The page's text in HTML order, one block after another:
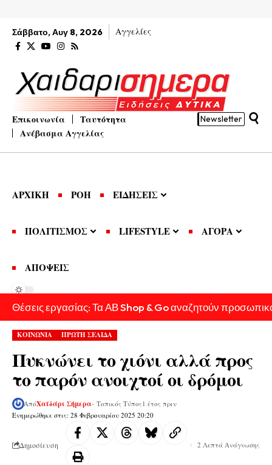
Σάββατο, Αυγ 8, 2026 Αγγελίες
Επικοινωνία
Ταυτότητα
Ανέβασμα Αγγελίας
Newsletter
ΑΡΧΙΚΗ ΡΟΗ ΕΙΔΗΣΕΙΣ
ΠΟΛΙΤΙΣΜΟΣ LIFESTYLE ΑΓΟΡΑ
ΑΠΟΨΕΙΣ
Θέσεις εργασίας: Τα ΑΒ Shop & Go αναζητούν
ΚΟΙΝΩΝΙΑ ΠΡΩΤΗ ΣΕΛΙΔΑ
Πυκνώνει το χιόνι αλλά προς
το παρόν ανοιχτοί οι δρόμοι
Ενημερώθηκε στις: 28 Φεβρουαρίου 2025 20:20
ΑπόΧαϊδάρι Σήμερα- Τοπικός Τύπος 1 έτος πριν
Δημοσίευση 2 Λεπτά Ανάγνωσης